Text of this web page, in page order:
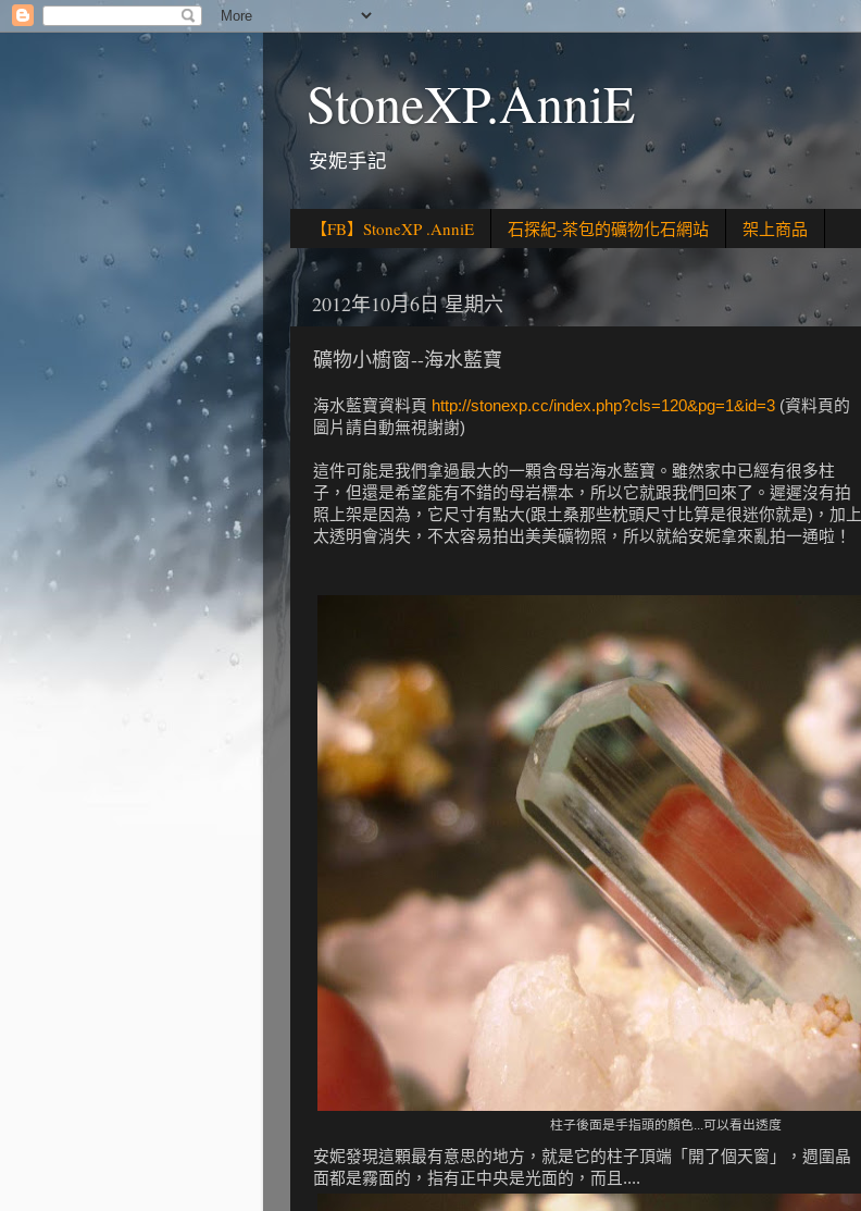
StoneXP.AnniE
安妮手記
【FB】StoneXP .AnniE 石探紀-茶包的礦物化石網站 架上商品
2012年10月6日 星期六
礦物小櫥窗--海水藍寶
海水藍寶資料頁 http://stonexp.cc/index.php?cls=120&pg=1&id=3 (資料頁的
圖片請自動無視謝謝)
這件可能是我們拿過最大的一顆含母岩海水藍寶。雖然家中已經有很多柱
子，但還是希望能有不錯的母岩標本，所以它就跟我們回來了。遲遲沒有拍
照上架是因為，它尺寸有點大(跟土桑那些枕頭尺寸比算是很迷你就是)，加上
太透明會消失，不太容易拍出美美礦物照，所以就給安妮拿來亂拍一通啦！
柱子後面是手指頭的顏色...可以看出透度
安妮發現這顆最有意思的地方，就是它的柱子頂端「開了個天窗」，週圍晶
面都是霧面的，指有正中央是光面的，而且....